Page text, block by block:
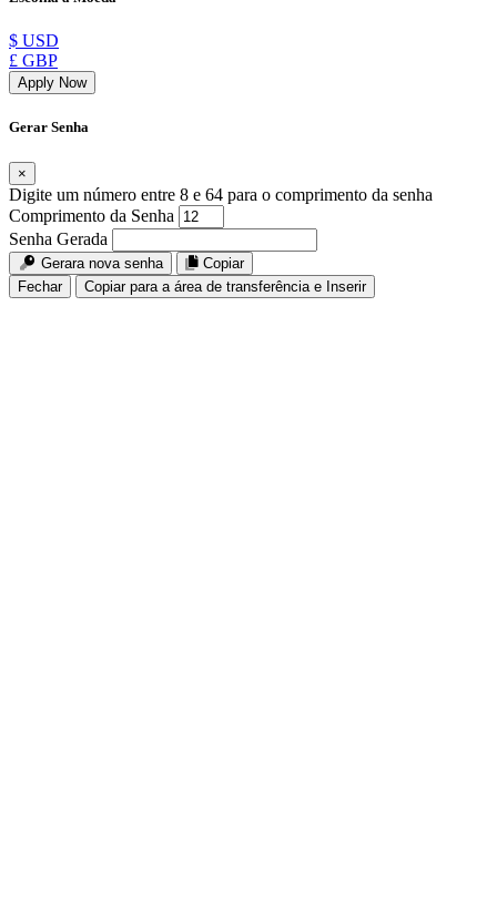
$ USD
£ GBP
Apply Now
Gerar Senha
×
Digite um número entre 8 e 64 para o comprimento da senha
Comprimento da Senha
Senha Gerada
Gerara nova senha
Copiar
Fechar
Copiar para a área de transferência e Inserir